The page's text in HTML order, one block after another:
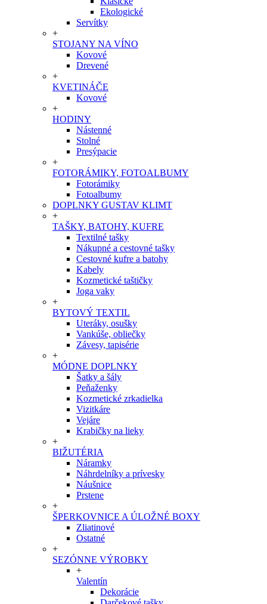
Ekologické
Servítky
+
STOJANY NA VÍNO
Kovové
Drevené
+
KVETINÁČE
Kovové
+
HODINY
Nástenné
Stolné
Presýpacie
+
FOTORÁMIKY, FOTOALBUMY
Fotorámiky
Fotoalbumy
DOPLNKY GUSTAV KLIMT
+
TAŠKY, BATOHY, KUFRE
Textilné tašky
Nákupné a cestovné tašky
Cestovné kufre a batohy
Kabely
Kozmetické taštičky
Joga vaky
+
BYTOVÝ TEXTIL
Uteráky, osušky
Vankúše, obliečky
Závesy, tapisérie
+
MÓDNE DOPLNKY
Šatky a šály
Peňaženky
Kozmetické zrkadielka
Vizitkáre
Vejáre
Krabičky na lieky
+
BIŽUTÉRIA
Náramky
Náhrdelníky a prívesky
Náušnice
Prstene
+
ŠPERKOVNICE A ÚLOŽNÉ BOXY
Zliatinové
Ostatné
+
SEZÓNNE VÝROBKY
+
Valentín
Dekorácie